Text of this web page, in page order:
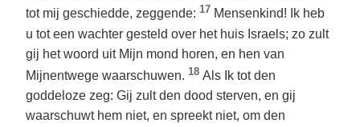
tot mij geschiedde, zeggende: 17 Mensenkind! Ik heb
u tot een wachter gesteld over het huis Israels; zo zult
gij het woord uit Mijn mond horen, en hen van
Mijnentwege waarschuwen. 18 Als Ik tot den
goddeloze zeg: Gij zult den dood sterven, en gij
waarschuwt hem niet, en spreekt niet, om den